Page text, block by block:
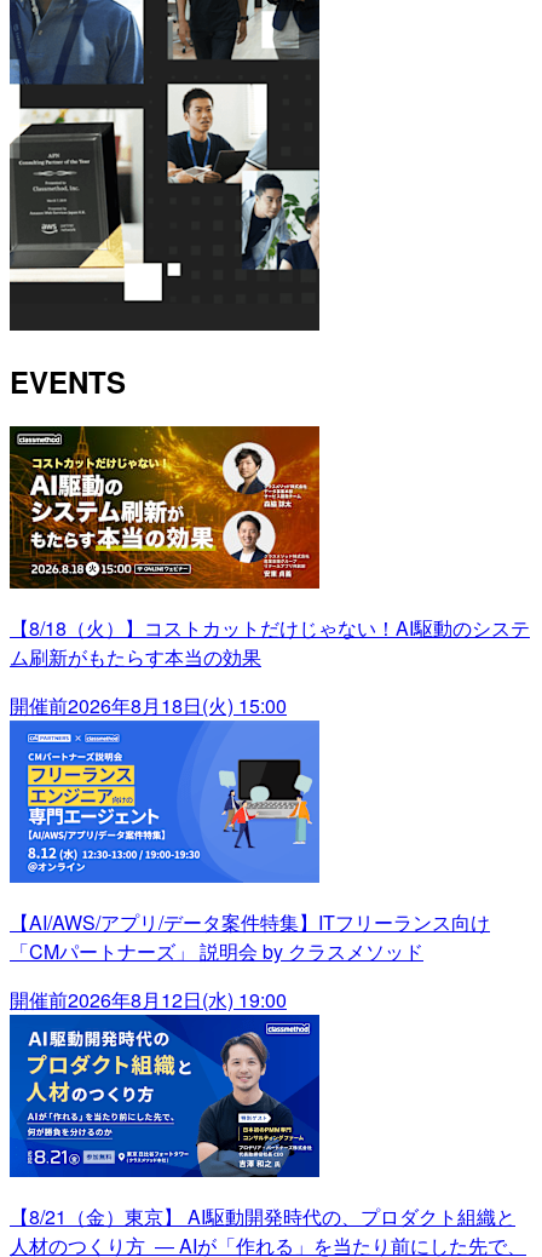
EVENTS
【8/18（火）】コストカットだけじゃない！AI駆動のシステ
ム刷新がもたらす本当の効果
開催前2026年8月18日(火) 15:00
【AI/AWS/アプリ/データ案件特集】ITフリーランス向け
「CMパートナーズ」 説明会 by クラスメソッド
開催前2026年8月12日(水) 19:00
【8/21（金）東京】 AI駆動開発時代の、プロダクト組織と
人材のつくり方 ― AIが「作れる」を当たり前にした先で、